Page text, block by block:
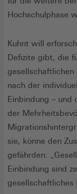
Hochschulphase
Kuhnt will
Defizite gibt, die
gesellschaftlichen
nach der
Einbindung – und
der
sie, könne den
gefährden:
Einbindung sind
gesellschaftliches